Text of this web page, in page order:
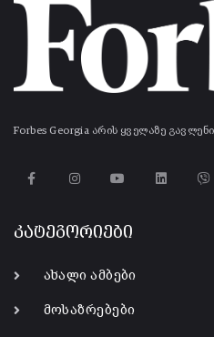
Forbes Georgia არის ყველაზე
კატეგორიები
ახალი ამბები
მოსაზრებები